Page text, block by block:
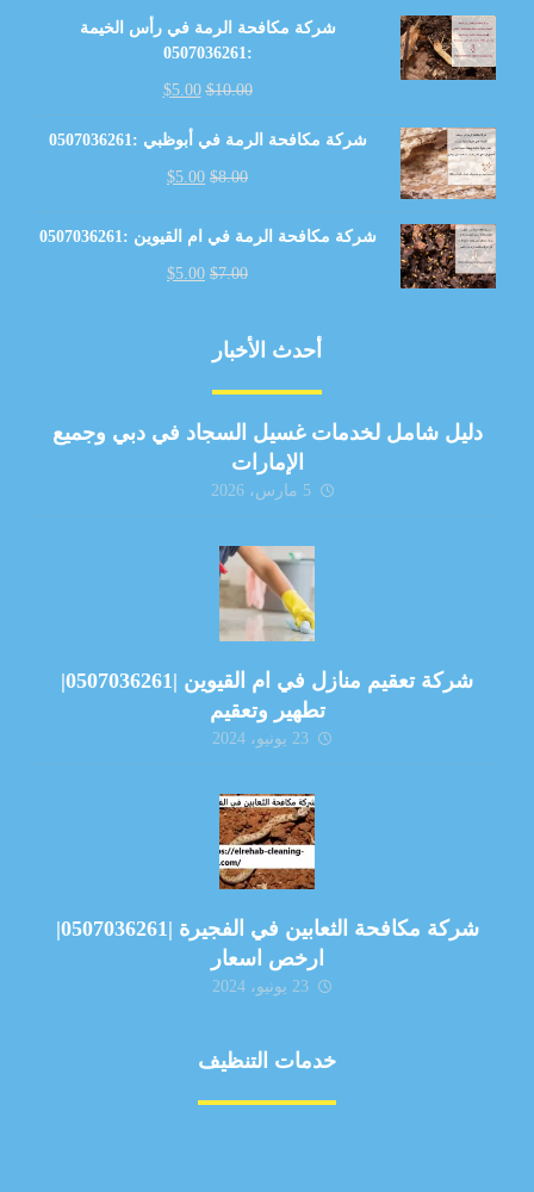
شركة مكافحة الرمة في رأس الخيمة
:0507036261
$10.00
$5.00
شركة مكافحة الرمة في أبوظبي :0507036261
$8.00
$5.00
شركة مكافحة الرمة في ام القيوين :0507036261
$7.00
$5.00
أحدث الأخبار
دليل شامل لخدمات غسيل السجاد في دبي وجميع
الإمارات
5 مارس، 2026
شركة تعقيم منازل في ام القيوين |0507036261|
تطهير وتعقيم
23 يونيو، 2024
شركة مكافحة الثعابين في الفجيرة |0507036261|
ارخص اسعار
23 يونيو، 2024
خدمات التنظيف